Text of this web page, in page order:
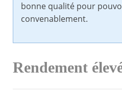
bonne qualité pour
convenablement.
Rendement